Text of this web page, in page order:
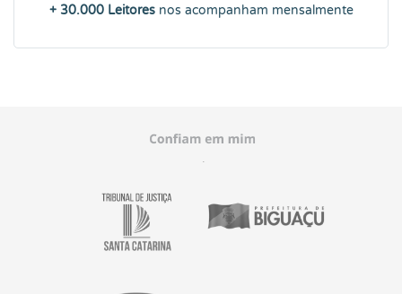
+ 30.000 Leitoresnos acompanham mensalmente